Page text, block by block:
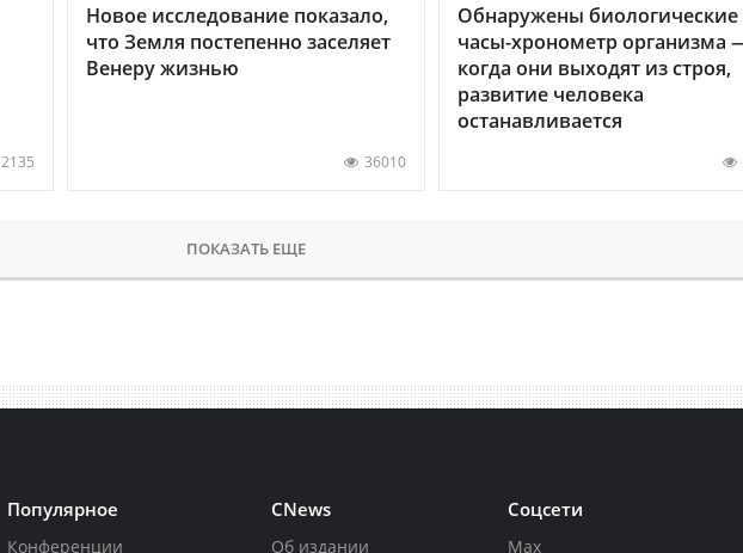
2135
Новое исследование показало,
что Земля постепенно заселяет
Венеру жизнью
36010
Обнаружены биологические
часы-хронометр организма
когда они выходят из строя,
развитие человека
останавливается
ПОКАЗАТЬ ЕЩЕ
Популярное
Конференции
CNews
Об издании
Соцсети
Max